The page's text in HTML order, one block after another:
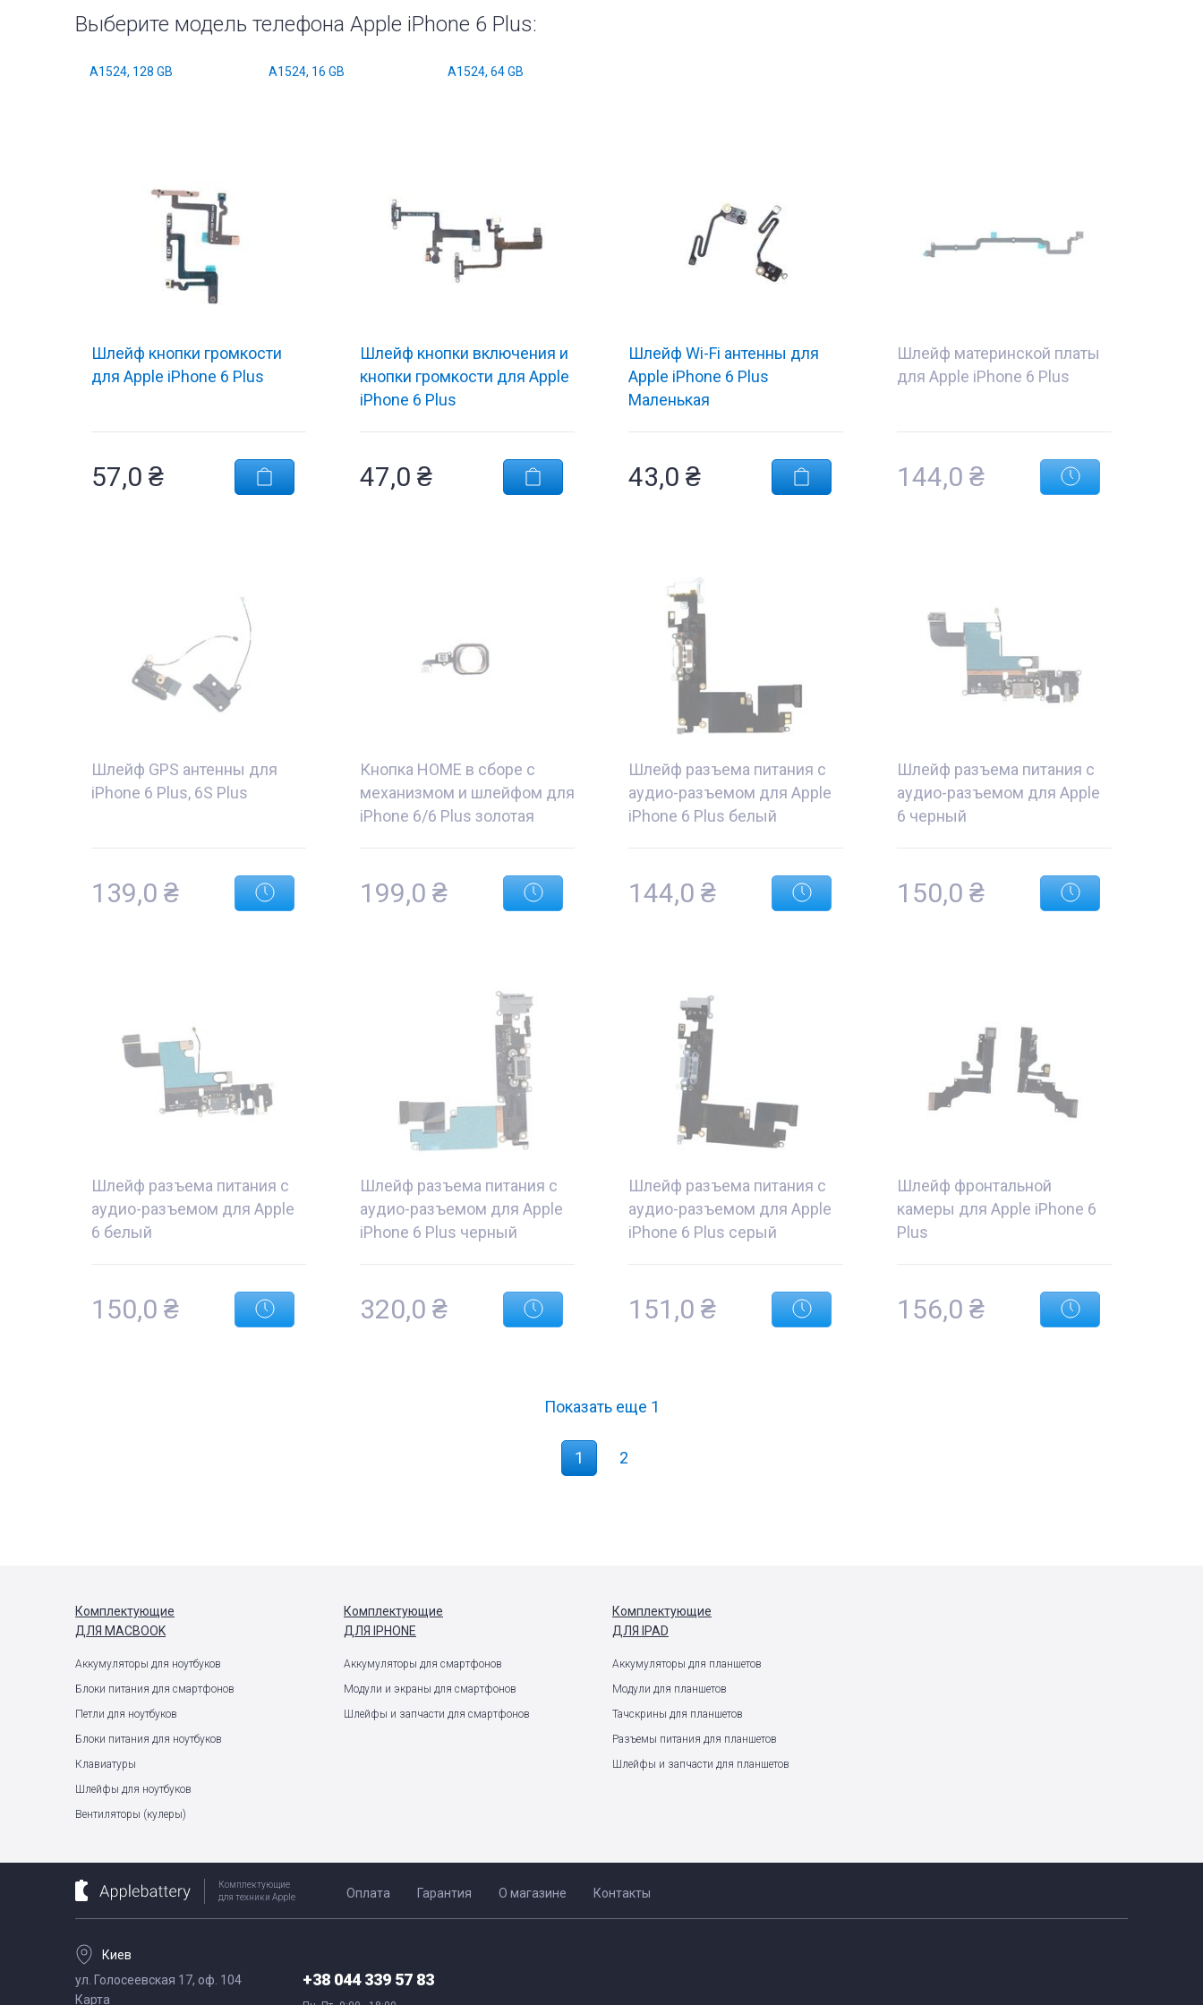
Комплектующие Комплектующие
Выберите модель телефона Apple iPhone 6 Plus:
A1524, 128 GB A1524, 16 GB A1524, 64 GB
Шлейф кнопки громкости
для Apple iPhone 6 Plus
57,0 ₴
Шлейф кнопки включения и
кнопки громкости для Apple
iPhone 6 Plus
47,0 ₴
Шлейф Wi-Fi антенны для
Apple iPhone 6 Plus
Маленькая
43,0 ₴
Шлейф материнской платы
для Apple iPhone 6 Plus
144,0 ₴
Шлейф GPS антенны для
iPhone 6 Plus, 6S Plus
139,0 ₴
Кнопка HOME в сборе с
механизмом и шлейфом для
iPhone 6/6 Plus золотая
199,0 ₴
Шлейф разъема питания с
аудио-разъемом для Apple
iPhone 6 Plus белый
144,0 ₴
Шлейф разъема питания с
аудио-разъемом для Apple
6 черный
150,0 ₴
Шлейф разъема питания с
аудио-разъемом для Apple
6 белый
150,0 ₴
Шлейф разъема питания с
аудио-разъемом для Apple
iPhone 6 Plus черный
320,0 ₴
Шлейф разъема питания с
аудио-разъемом для Apple
iPhone 6 Plus серый
151,0 ₴
Шлейф фронтальной
камеры для Apple iPhone 6
Plus
156,0 ₴
Показать еще 1
1 2
Комплектующие
ДЛЯ MACBOOK
Аккумуляторы для ноутбуков
Блоки питания для смартфонов
Петли для ноутбуков
Блоки питания для ноутбуков
Клавиатуры
Шлейфы для ноутбуков
Вентиляторы (кулеры)
Комплектующие
ДЛЯ IPHONE
Аккумуляторы для смартфонов
Модули и экраны для смартфонов
Шлейфы и запчасти для смартфонов
Комплектующие
ДЛЯ IPAD
Аккумуляторы для планшетов
Модули для планшетов
Тачскрины для планшетов
Разъемы питания для планшетов
Шлейфы и запчасти для планшетов
Комплектующие
для техники Apple
Оплата Гарантия О магазине Контакты
Киев
ул. Голосеевская 17, оф. 104
Карта
+38 044 339 57 83